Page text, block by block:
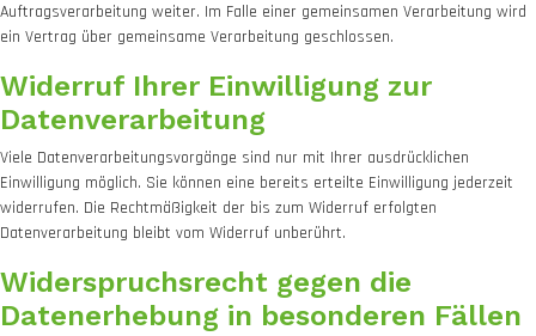
Auftragsverarbeitung weiter. Im Falle einer gemeinsamen Verarbeitung wird
ein Vertrag über gemeinsame Verarbeitung geschlossen.
Widerruf Ihrer Einwilligung zur
Datenverarbeitung
Viele Datenverarbeitungsvorgänge sind nur mit Ihrer ausdrücklichen
Einwilligung möglich. Sie können eine bereits erteilte Einwilligung jederzeit
widerrufen. Die Rechtmäßigkeit der bis zum Widerruf erfolgten
Datenverarbeitung bleibt vom Widerruf unberührt.
Widerspruchsrecht gegen die
Datenerhebung in besonderen Fällen